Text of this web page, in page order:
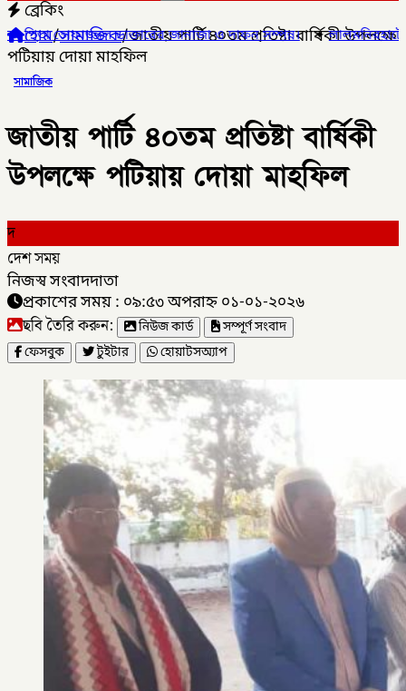
ব্রেকিং
ডাক্তারের জানাজা ও দাফন সম্পন্ন।✦লালমনিরহাটের ৫ উপজেলার
হোম/সামাজিক/জাতীয় পার্টি ৪০তম প্রতিষ্টা বার্ষিকী উপলক্ষে
পটিয়ায় দোয়া মাহফিল
সামাজিক
জাতীয় পার্টি ৪০তম প্রতিষ্টা বার্ষিকী
উপলক্ষে পটিয়ায় দোয়া মাহফিল
দ
দেশ সময়
নিজস্ব সংবাদদাতা
প্রকাশের সময় : ০৯:৫৩ অপরাহ্ন ০১-০১-২০২৬
ছবি তৈরি করুন: নিউজ কার্ড
সম্পূর্ণ সংবাদ
ফেসবুক
টুইটার হোয়াটসঅ্যাপ